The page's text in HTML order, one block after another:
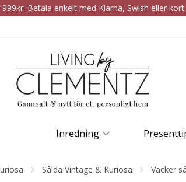
Betala enkelt med Klarna, Swish eller kort.
Inredning
Sålda Vintage & Kuriosa Vacker